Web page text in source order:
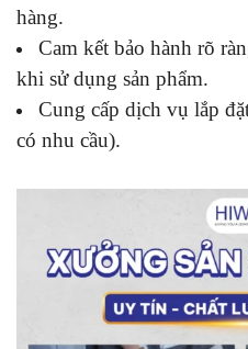
hàng.
Cam kết bảo hành rõ
khi sử dụng sản phẩm.
Cung cấp dịch vụ lắp
có nhu cầu).